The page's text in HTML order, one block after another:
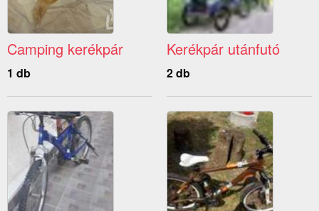
Camping kerékpár
1 db
Kerékpár utánfutó
2 db